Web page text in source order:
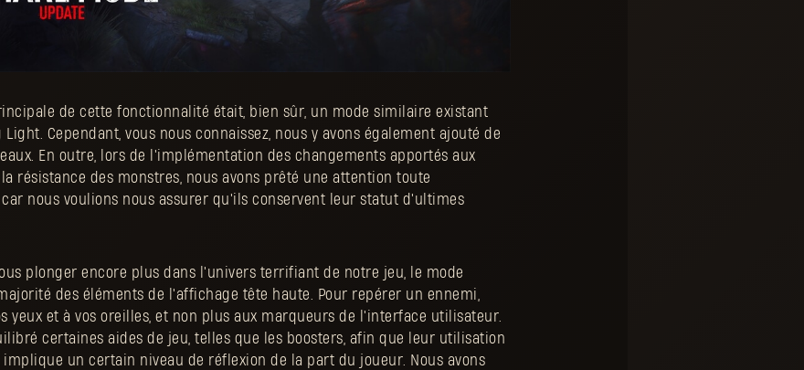
de cette fonctionnalité était, bien sûr, un mode similaire existant
Cependant, vous nous connaissez, nous y avons également ajouté de
En outre, lors de l'implémentation des changements apportés aux
résistance des monstres, nous avons prêté une attention toute
nous voulions nous assurer qu'ils conservent leur statut d'ultimes
plonger encore plus dans l'univers terrifiant de notre jeu, le mode
des éléments de l'affichage tête haute. Pour repérer un ennemi,
yeux et à vos oreilles, et non plus aux marqueurs de l'interface utilisateur.
certaines aides de jeu, telles que les boosters, afin que leur utilisation
un certain niveau de réflexion de la part du joueur. Nous avons